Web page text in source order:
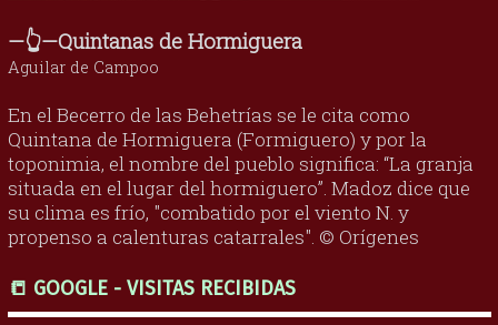
—👆—Quintanas de Hormiguera
Aguilar de Campoo
En el Becerro de las Behetrías se le cita como
Quintana de Hormiguera (Formiguero) y por la
toponimia, el nombre del pueblo significa: “La granja
situada en el lugar del hormiguero”. Madoz dice que
su clima es frío, "combatido por el viento N. y
propenso a calenturas catarrales". © Orígenes
📒 GOOGLE - VISITAS RECIBIDAS